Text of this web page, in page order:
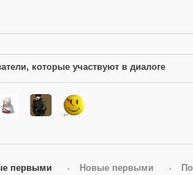
которые участвуют в диалоге
первыми Новые первыми